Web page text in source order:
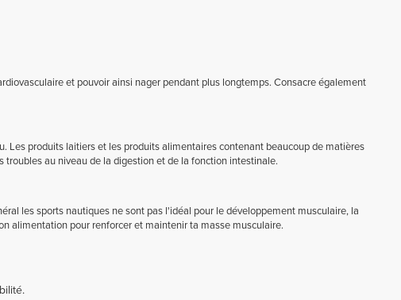
et pouvoir ainsi nager pendant plus longtemps. Consacre également
Les produits laitiers et les produits alimentaires contenant beaucoup de matières
au niveau de la digestion et de la fonction intestinale.
les sports nautiques ne sont pas l'idéal pour le développement musculaire, la
alimentation pour renforcer et maintenir ta masse musculaire.